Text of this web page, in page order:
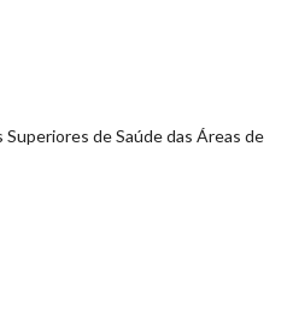
de Saúde das Áreas de